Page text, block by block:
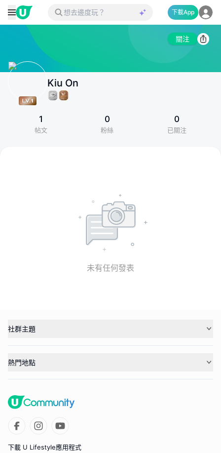
下載App
關注
Kiu On
1
帖文
0
粉絲
0
已關注
未有任何發表
社群主題
熱門地點
下載 U Lifestyle應用程式